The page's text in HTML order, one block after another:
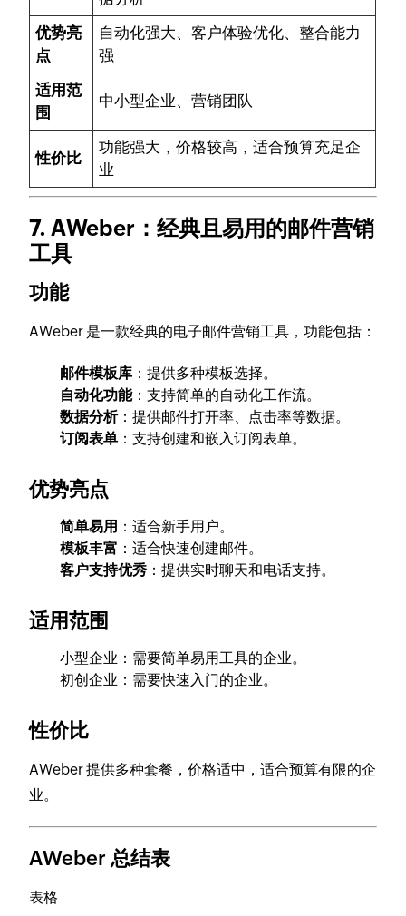
优势亮
点
自动化强大、客户体验优化、整合能力
强
适用范
围
中小型企业、营销团队
性价比
功能强大，价格较高，适合预算充足企
业
7. AWeber：经典且易用的邮件营销
工具
功能
AWeber 是一款经典的电子邮件营销工具，功能包括：
邮件模板库 ：提供多种模板选择。
自动化功能：支持简单的自动化工作流。
数据分析：提供邮件打开率、点击率等数据。
订阅表单 ：支持创建和嵌入订阅表单。
优势亮点
简单易用 ：适合新手用户。
模板丰富 ：适合快速创建邮件。
客户支持优秀 ：提供实时聊天和电话支持。
适用范围
小型企业：需要简单易用工具的企业。
初创企业：需要快速入门的企业。
性价比
AWeber 提供多种套餐，价格适中，适合预算有限的企
业。
AWeber 总结表
表格